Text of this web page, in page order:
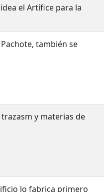
el Artífice para la
también se
y materias de
lo fabrica primero